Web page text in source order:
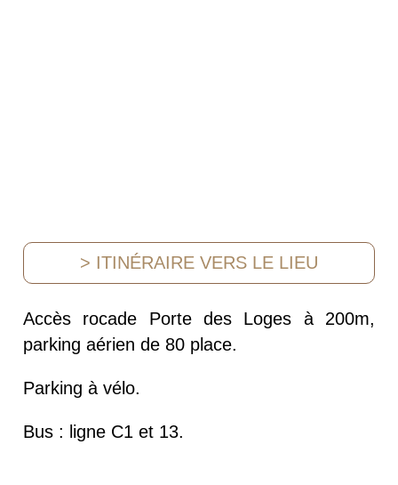
> ITINÉRAIRE VERS LE LIEU
Accès rocade Porte des Loges à 200m,
parking aérien de 80 place.
Parking à vélo.
Bus : ligne C1 et 13.